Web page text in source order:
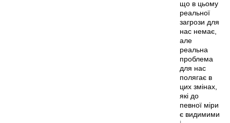
що в цьому
реальної
загрози для
нас немає,
але
реальна
проблема
для нас
полягає в
цих змінах,
які до
певної міри
є видимими